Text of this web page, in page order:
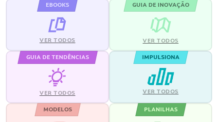
EBOOKS
VER TODOS
GUIA DE INOVAÇÃO
VER TODOS
GUIA DE TENDÊNCIAS
VER TODOS
IMPULSIONA
VER TODOS
MODELOS PLANILHAS